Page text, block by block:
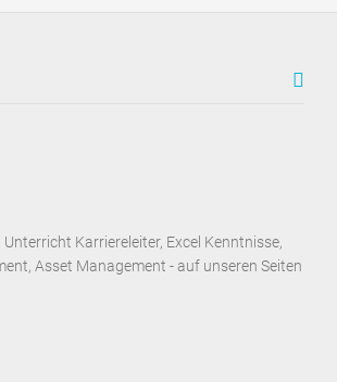
Karriereleiter, Excel Kenntnisse,
Asset Management - auf unseren Seiten